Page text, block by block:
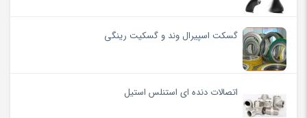
گسکت اسپیرال وند و گسکیت رینگی
اتصالات دنده ای استنلس استیل